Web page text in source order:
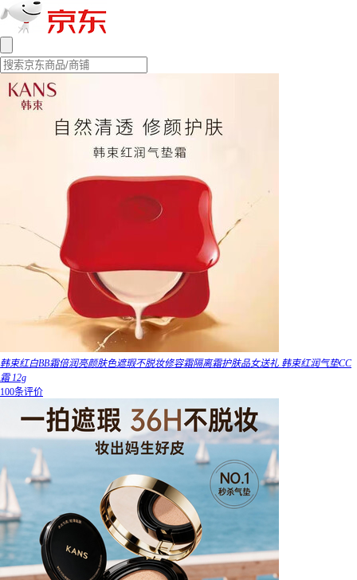
韩束红白BB霜倍润亮颜肤色遮瑕不脱妆修容霜隔离霜护肤品女送礼 韩束红润气垫CC
霜 12g
100条评价